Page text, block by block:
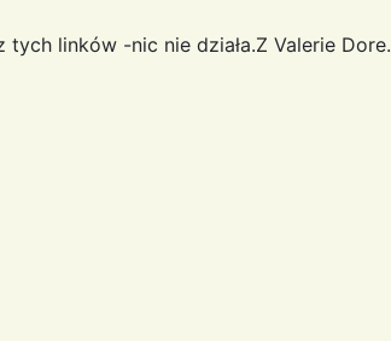
linków -nic nie działa.Z Valerie Dore.